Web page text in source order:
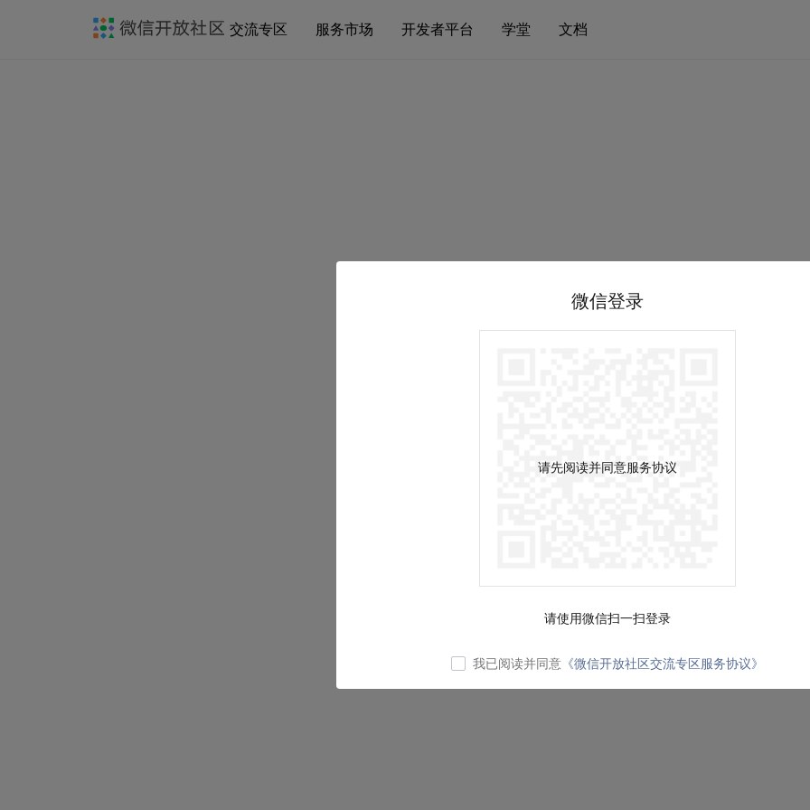
交流专区 服务市场 开发者平台 学堂 文档
微信登录
请先阅读并同意服务协议
请使用微信扫一扫登录
我已阅读并同意 《微信开放社区交流专区服务协议》